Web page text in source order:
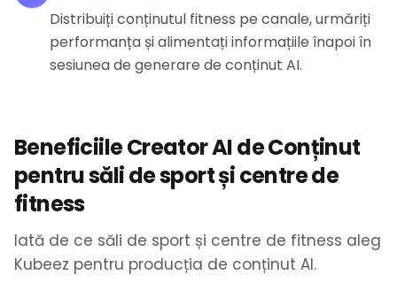
Distribuiți conținutul fitness pe canale, urmăriți
performanța și alimentați informațiile înapoi în
sesiunea de generare de conținut AI.
Beneficiile Creator AI de Conținut
pentru săli de sport și centre de
fitness
Iată de ce săli de sport și centre de fitness aleg
Kubeez pentru producția de conținut AI.